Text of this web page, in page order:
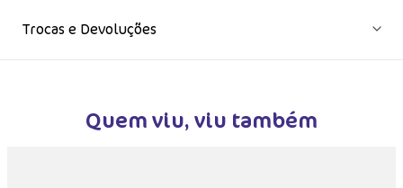
Trocas e Devoluções
Quem viu, viu também